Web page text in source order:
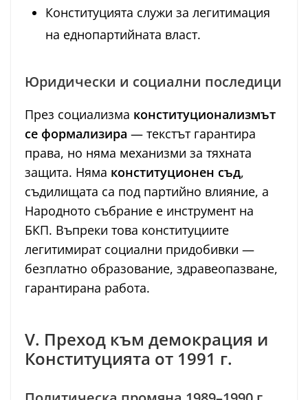
Конституцията служи за легитимация
на еднопартийната власт.
Юридически и социални последици
През социализма конституционализмът
се формализира — текстът гарантира
права, но няма механизми за тяхната
защита. Няма конституционен съд,
съдилищата са под партийно влияние, а
Народното събрание е инструмент на
БКП. Въпреки това конституциите
легитимират социални придобивки —
безплатно образование, здравеопазване,
гарантирана работа.
V. Преход към демокрация и
Конституцията от 1991 г.